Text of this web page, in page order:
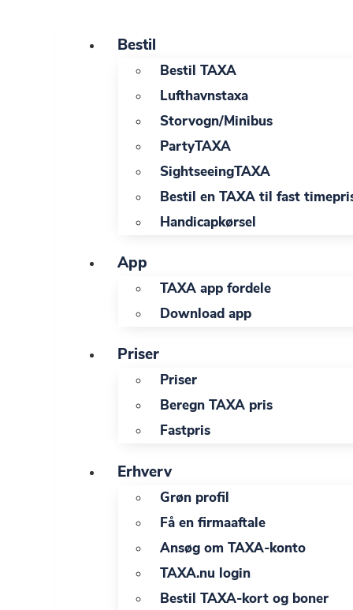
indhold
Bestil
Bestil TAXA
Lufthavnstaxa
Storvogn/Minibus
PartyTAXA
SightseeingTAXA
Bestil en TAXA til fast
Handicapkørsel
App
TAXA app fordele
Download app
Priser
Priser
Beregn TAXA pris
Fastpris
Erhverv
Grøn profil
Få en firmaaftale
Ansøg om TAXA-konto
TAXA.nu login
Bestil TAXA-kort og boner